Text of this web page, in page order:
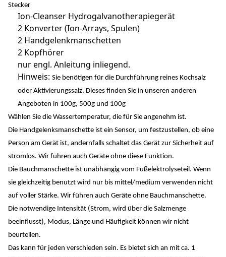
Stecker
Ion-Cleanser Hydrogalvanotherapiegerät
2 Konverter (Ion-Arrays, Spulen)
2 Handgelenkmanschetten
2 Kopfhörer
nur engl. Anleitung inliegend.
Hinweis: Sie benötigen für die Durchführung reines Kochsalz
oder Aktivierungssalz. Dieses finden Sie in unseren anderen
Angeboten in 100g, 500g und 100g
Wählen Sie die Wassertemperatur, die für Sie angenehm ist.
Die Handgelenksmanschette ist ein Sensor, um festzustellen, ob eine
Person am Gerät ist, andernfalls schaltet das Gerät zur Sicherheit auf
stromlos. Wir führen auch Geräte ohne diese Funktion.
Die Bauchmanschette ist unabhängig vom Fußelektrolyseteil. Wenn
sie gleichzeitig benutzt wird nur bis mittel/medium verwenden nicht
auf voller Stärke. Wir führen auch Geräte ohne Bauchmanschette.
Die notwendige Intensität (Strom, wird über die Salzmenge
beeinflusst), Modus, Länge und Häufigkeit können wir nicht
beurteilen.
Das kann für jeden verschieden sein. Es bietet sich an mit ca. 1